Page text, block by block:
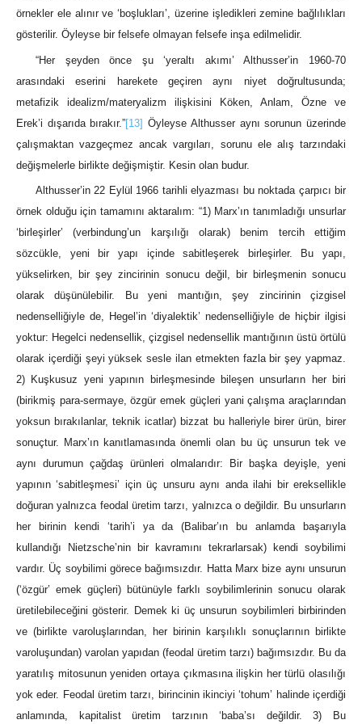
örnekler ele alınır ve ‘boşlukları’, üzerine işledikleri zemine bağlılıkları
gösterilir. Öyleyse bir felsefe olmayan felsefe inşa edilmelidir.
“Her şeyden önce şu ‘yeraltı akımı’ Althusser’in 1960-70
arasındaki eserini harekete geçiren aynı niyet doğrultusunda;
metafizik idealizm/materyalizm ilişkisini Köken, Anlam, Özne ve
Erek’i dışarıda bırakır.”[13] Öyleyse Althusser aynı sorunun üzerinde
çalışmaktan vazgeçmez ancak vargıları, sorunu ele alış tarzındaki
değişmelerle birlikte değişmiştir. Kesin olan budur.
Althusser’in 22 Eylül 1966 tarihli elyazması bu noktada çarpıcı bir
örnek olduğu için tamamını aktaralım: “1) Marx’ın tanımladığı unsurlar
‘birleşirler’ (verbindung’un karşılığı olarak) benim tercih ettiğim
sözcükle, yeni bir yapı içinde sabitleşerek birleşirler. Bu yapı,
yükselirken, bir şey zincirinin sonucu değil, bir birleşmenin sonucu
olarak düşünülebilir. Bu yeni mantığın, şey zincirinin çizgisel
nedenselliğiyle de, Hegel’in ‘diyalektik’ nedenselliğiyle de hiçbir ilgisi
yoktur: Hegelci nedensellik, çizgisel nedensellik mantığının üstü örtülü
olarak içerdiği şeyi yüksek sesle ilan etmekten fazla bir şey yapmaz.
2) Kuşkusuz yeni yapının birleşmesinde bileşen unsurların her biri
(birikmiş para-sermaye, özgür emek güçleri yani çalışma araçlarından
yoksun bırakılanlar, teknik icatlar) bizzat bu halleriyle birer ürün, birer
sonuçtur. Marx’ın kanıtlamasında önemli olan bu üç unsurun tek ve
aynı durumun çağdaş ürünleri olmalarıdır: Bir başka deyişle, yeni
yapının ‘sabitleşmesi’ için üç unsuru aynı anda ilahi bir ereksellikle
doğuran yalnızca feodal üretim tarzı, yalnızca o değildir. Bu unsurların
her birinin kendi ‘tarih’i ya da (Balibar’ın bu anlamda başarıyla
kullandığı Nietzsche’nin bir kavramını tekrarlarsak) kendi soybilimi
vardır. Üç soybilimi görece bağımsızdır. Hatta Marx bize aynı unsurun
(‘özgür’ emek güçleri) bütünüyle farklı soybilimlerinin sonucu olarak
üretilebileceğini gösterir. Demek ki üç unsurun soybilimleri birbirinden
ve (birlikte varoluşlarından, her birinin karşılıklı sonuçlarının birlikte
varoluşundan) varolan yapıdan (feodal üretim tarzı) bağımsızdır. Bu da
yaratılış mitosunun yeniden ortaya çıkmasına ilişkin her türlü olasılığı
yok eder. Feodal üretim tarzı, birincinin ikinciyi ‘tohum’ halinde içerdiği
anlamında, kapitalist üretim tarzının ‘baba’sı değildir. 3) Bu